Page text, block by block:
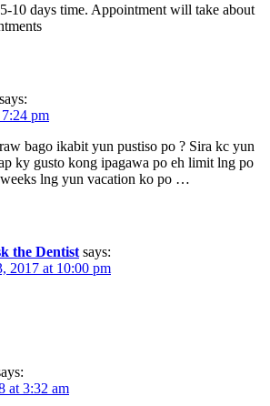
10 days time. Appointment will take about
says:
pm
bago ikabit yun pustiso po ? Sira kc yun
ky gusto kong ipagawa po eh limit lng po
lng yun vacation ko po …
the Dentist says:
2017 at 10:00 pm
at 3:32 am